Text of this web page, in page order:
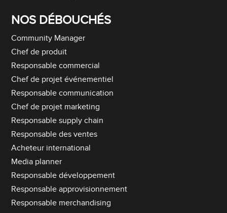
NOS DÉBOUCHÉS
Community Manager
Chef de produit
Responsable commercial
Chef de projet événementiel
Responsable communication
Chef de projet marketing
Responsable supply chain
Responsable des ventes
Acheteur international
Media planner
Responsable développement
Responsable approvisionnement
Responsable merchandising